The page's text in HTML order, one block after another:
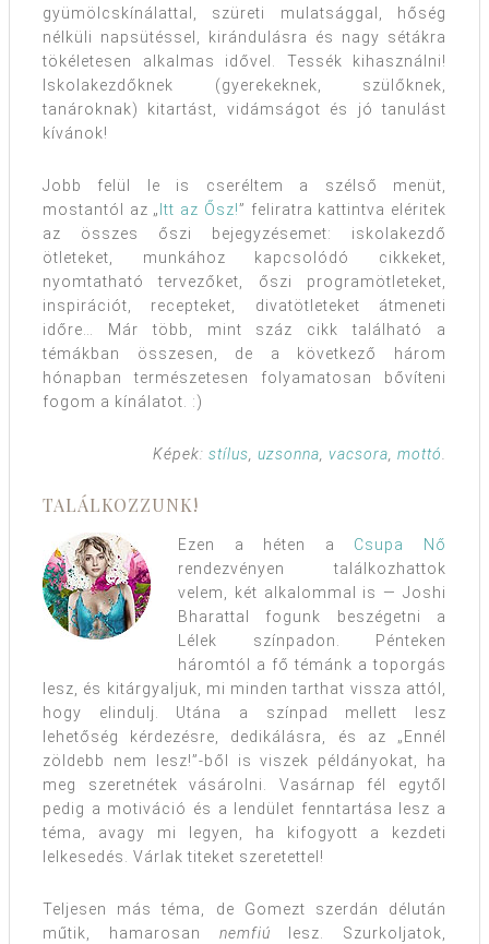
gyümölcskínálattal, szüreti mulatsággal, hőség
nélküli napsütéssel, kirándulásra és nagy sétákra
tökéletesen alkalmas idővel. Tessék kihasználni!
Iskolakezdőknek (gyerekeknek, szülőknek,
tanároknak) kitartást, vidámságot és jó tanulást
kívánok!
Jobb felül le is cseréltem a szélső menüt,
mostantól az „ Itt az Ősz!” feliratra kattintva eléritek
az összes őszi bejegyzésemet: iskolakezdő
ötleteket, munkához kapcsolódó cikkeket,
nyomtatható tervezőket, őszi programötleteket,
inspirációt, recepteket, divatötleteket átmeneti
időre… Már több, mint száz cikk található a
témákban összesen, de a következő három
hónapban természetesen folyamatosan bővíteni
fogom a kínálatot. :)
Képek: stílus, uzsonna, vacsora, mottó.
TALÁLKOZZUNK!
Ezen a héten a Csupa Nő
rendezvényen találkozhattok
velem, két alkalommal is — Joshi
Bharattal fogunk beszégetni a
Lélek színpadon. Pénteken
háromtól a fő témánk a toporgás
lesz, és kitárgyaljuk, mi minden tarthat vissza attól,
hogy elindulj. Utána a színpad mellett lesz
lehetőség kérdezésre, dedikálásra, és az „Ennél
zöldebb nem lesz!”-ből is viszek példányokat, ha
meg szeretnétek vásárolni. Vasárnap fél egytől
pedig a motiváció és a lendület fenntartása lesz a
téma, avagy mi legyen, ha kifogyott a kezdeti
lelkesedés. Várlak titeket szeretettel!
Teljesen más téma, de Gomezt szerdán délután
műtik, hamarosan nemfiú lesz. Szurkoljatok,